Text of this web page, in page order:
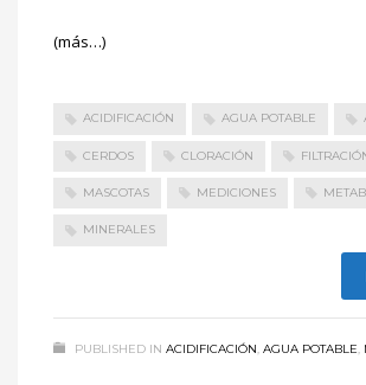
(más…)
ACIDIFICACIÓN AGUA POTABLE
CERDOS CLORACIÓN
MASCOTAS MEDICIONES
MINERALES
PUBLISHED IN ACIDIFICACIÓN, AGUA POTABLE,